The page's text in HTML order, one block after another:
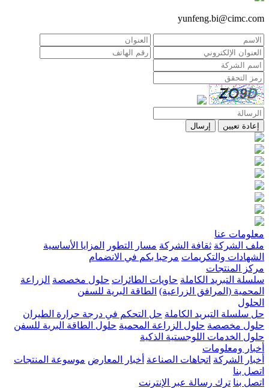
yunfeng.bi@cimc.com
إعادة تعيين إرسال
معلومات عنا
ملف الشركة ثقافة الشركة مسار التطور
المزايا الأساسية
الشهادات والتكريمات مرحبا بكم في الانضمام
مركز المنتجات
سلسلة التبريد الكاملة حاويات الطائرات حلول مخصصة الزراعة
المحمية (المرافق الزراعية) الطاقة البرية للسفن
الحلول
حل سلسلة التبريد الكاملة حل التحكم في درجة حرارة الطيران
حلول مخصصة حلول الزراعة المحمية حلول الطاقة البرية للسفن
حلول الخدمات اللوجستية الذكية
أخبار ومعلومات
أخبار الشركة اتجاهات الصناعة أخبار المعارض موسوعة المنتجات
اتصل بنا
اتصل بنا ترك رسالة عبر الإنترنت